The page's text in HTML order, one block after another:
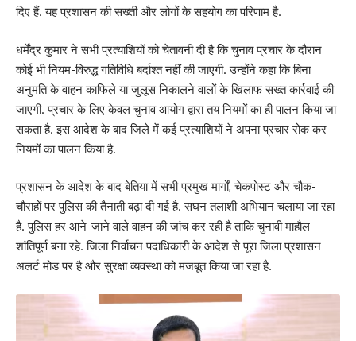
दिए हैं. यह प्रशासन की सख्ती और लोगों के सहयोग का परिणाम है.
धर्मेंद्र कुमार ने सभी प्रत्याशियों को चेतावनी दी है कि चुनाव प्रचार के दौरान
कोई भी नियम-विरुद्ध गतिविधि बर्दाश्त नहीं की जाएगी. उन्होंने कहा कि बिना
अनुमति के वाहन काफिले या जुलूस निकालने वालों के खिलाफ सख्त कार्रवाई की
जाएगी. प्रचार के लिए केवल चुनाव आयोग द्वारा तय नियमों का ही पालन किया जा
सकता है. इस आदेश के बाद जिले में कई प्रत्याशियों ने अपना प्रचार रोक कर
नियमों का पालन किया है.
प्रशासन के आदेश के बाद बेतिया में सभी प्रमुख मार्गों, चेकपोस्ट और चौक-
चौराहों पर पुलिस की तैनाती बढ़ा दी गई है. सघन तलाशी अभियान चलाया जा रहा
है. पुलिस हर आने-जाने वाले वाहन की जांच कर रही है ताकि चुनावी माहौल
शांतिपूर्ण बना रहे. जिला निर्वाचन पदाधिकारी के आदेश से पूरा जिला प्रशासन
अलर्ट मोड पर है और सुरक्षा व्यवस्था को मजबूत किया जा रहा है.